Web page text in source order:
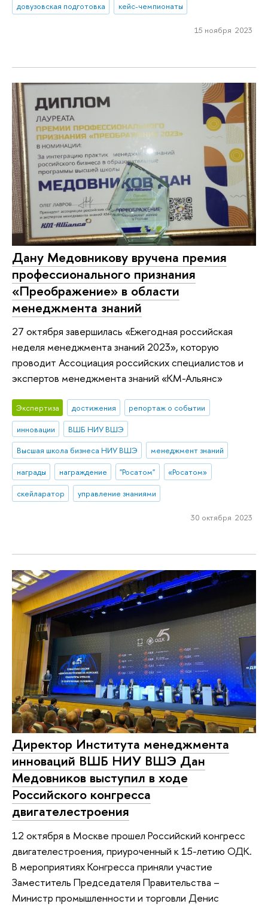
довузовская подготовка
кейс-чемпионаты
15 ноября 2023
Дану Медовникову вручена премия
профессионального признания
«Преображение» в области
менеджмента знаний
27 октября завершилась «Ежегодная российская
неделя менеджмента знаний 2023», которую
проводит Ассоциация российских специалистов и
экспертов менеджмента знаний «КМ-Альянс»
Экспертиза достижения
репортаж о событии
инновации
ВШБ НИУ ВШЭ
Высшая школа бизнеса НИУ ВШЭ
менеджмент знаний
награды
награждение "Росатом"
«Росатом»
скейларатор
управление знаниями
30 октября 2023
Директор Института менеджмента
инноваций ВШБ НИУ ВШЭ Дан
Медовников выступил в ходе
Российского конгресса
двигателестроения
12 октября в Москве прошел Российский конгресс
двигателестроения, приуроченный к 15-летию ОДК.
В мероприятиях Конгресса приняли участие
Заместитель Председателя Правительства –
Министр промышленности и торговли Денис